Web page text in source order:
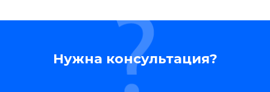
Нужна консультация?